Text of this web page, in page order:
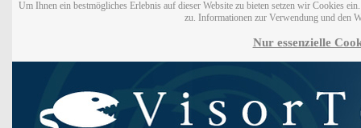
Um Ihnen ein bestmögliches Erlebnis auf dieser Website zu bieten setzen wir Cookies
zu. Informationen zur Verwendung und den
Nur essenzielle